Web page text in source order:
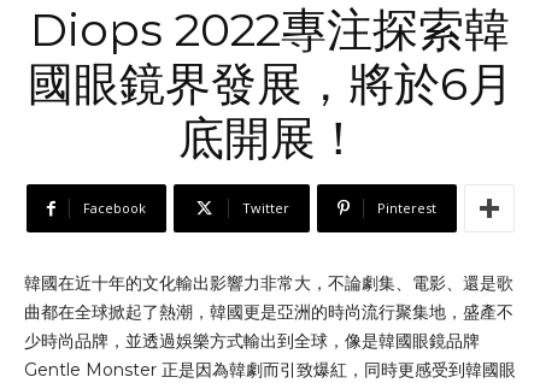
Diops 2022專注探索韓
國眼鏡界發展，將於6月
底開展！
Facebook Twitter Pinterest
韓國在近十年的文化輸出影響力非常大，不論劇集、電影、還是歌
曲都在全球掀起了熱潮，韓國更是亞洲的時尚流行聚集地，盛產不
少時尚品牌，並透過娛樂方式輸出到全球，像是韓國眼鏡品牌
Gentle Monster 正是因為韓劇而引致爆紅，同時更感受到韓國眼